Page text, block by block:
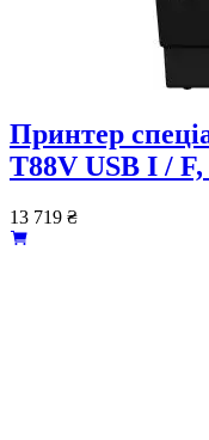
Принтер
T88V USB I /
13 719 ₴